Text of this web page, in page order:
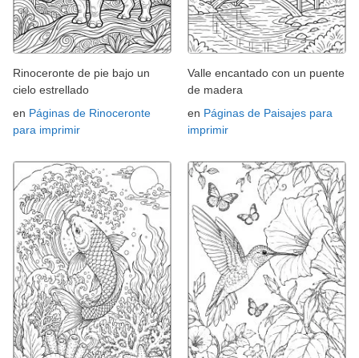
Rinoceronte de pie bajo un
cielo estrellado
en Páginas de Rinoceronte
para imprimir
Valle encantado con un puente
de madera
en Páginas de Paisajes para
imprimir